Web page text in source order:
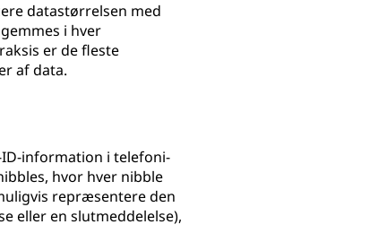
datastørrelsen med
i hver
er de fleste
af data.
information i telefoni-
hvor hver nibble
repræsentere den
eller en slutmeddelelse),